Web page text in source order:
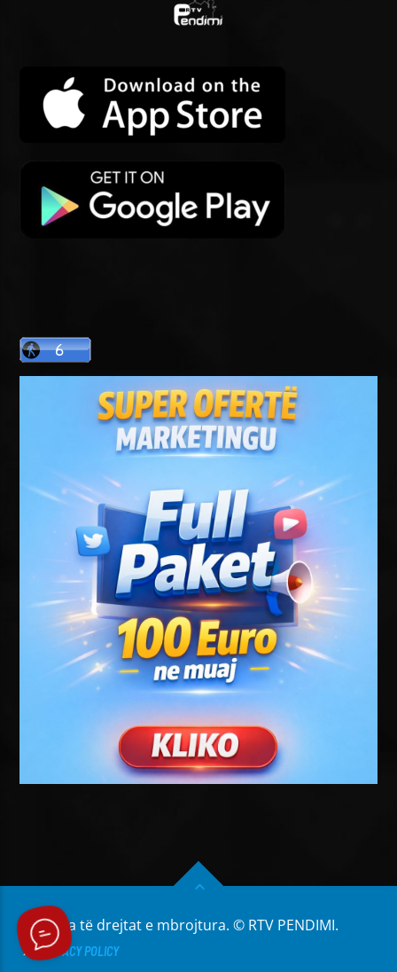
Të gjitha të drejtat e mbrojtura. © RTV PENDIMI.
PRIVACY POLICY